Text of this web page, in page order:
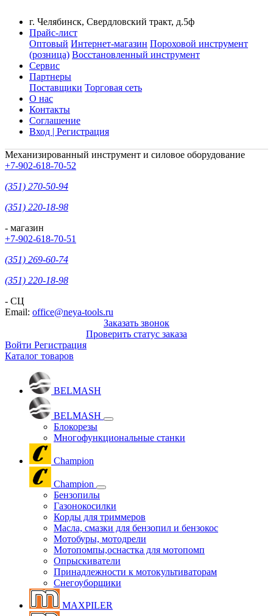
г. Челябинск, Свердловский тракт, д.5ф
Прайс-лист
Оптовый Интернет-магазин Пороховой инструмент
(розница) Восстановленный инструмент
Сервис
Партнеры
Поставщики Торговая сеть
О нас
Контакты
Соглашение
Вход | Регистрация
Механизированный инструмент и силовое оборудование
+7-902-618-70-52
(351) 270-50-94
(351) 220-18-98
- магазин
+7-902-618-70-51
(351) 269-60-74
(351) 220-18-98
- СЦ
Email: office@neya-tools.ru
Заказать звонок
Проверить статус заказа
Войти Регистрация
Каталог товаров
BELMASH
BELMASH
Блокорезы
Многофункциональные станки
Champion
Champion
Бензопилы
Газонокосилки
Корды для триммеров
Масла, смазки для бензопил и бензокос
Мотобуры, мотодрели
Мотопомпы,оснастка для мотопомп
Опрыскиватели
Принадлежности к мотокультиваторам
Снегоуборщики
MAXPILER